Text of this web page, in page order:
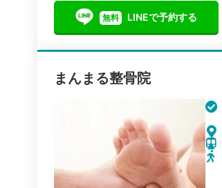
無料 LINEで予約する
まんまる整骨院